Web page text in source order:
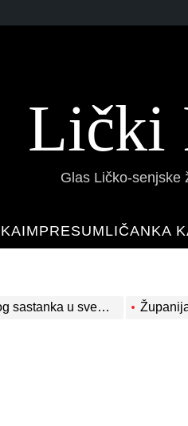
Lički
Glas Ličko-senjske
IMPRESUMLIČANKA
Zakona o poljoprivrednom zemljištu